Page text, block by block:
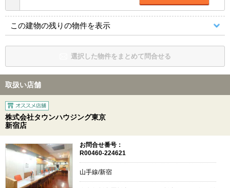
この建物の残りの物件を表示
選択した物件をまとめて問合せる
取扱い店舗
株式会社タウンハウジング東京
新宿店
お問合せ番号：
R00460-224621
山手線/新宿